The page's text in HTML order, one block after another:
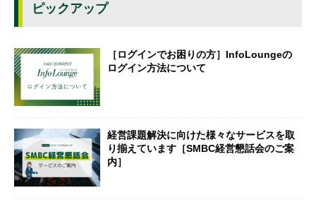
ピックアップ
［ログインでお困りの方］InfoLoungeの
ログイン方法について
経営課題解決に向けた様々なサービスを取
り揃えています［SMBC経営懇話会のご案
内］